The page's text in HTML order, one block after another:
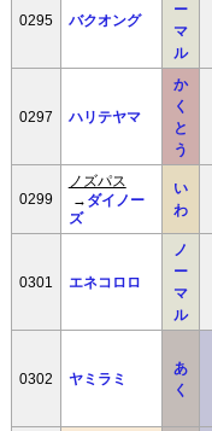
0295 バクオング
ー
マ
ル
0297 ハリテヤマ
か
く
と
う
0299
ノズパス
→ ダイノー
ズ
い
わ
0301 エネコロロ
ノ
ー
マ
ル
0302 ヤミラミ
あ
く